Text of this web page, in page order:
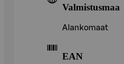
Valmistusmaa
Alankomaat
EAN